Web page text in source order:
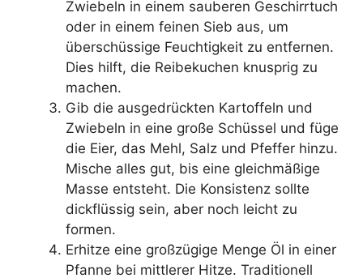
Zwiebeln in einem sauberen Geschirrtuch
oder in einem feinen Sieb aus, um
überschüssige Feuchtigkeit zu entfernen.
Dies hilft, die Reibekuchen knusprig zu
machen.
Gib die ausgedrückten Kartoffeln und
Zwiebeln in eine große Schüssel und füge
die Eier, das Mehl, Salz und Pfeffer hinzu.
Mische alles gut, bis eine gleichmäßige
Masse entsteht. Die Konsistenz sollte
dickflüssig sein, aber noch leicht zu
formen.
Erhitze eine großzügige Menge Öl in einer
Pfanne bei mittlerer Hitze. Traditionell